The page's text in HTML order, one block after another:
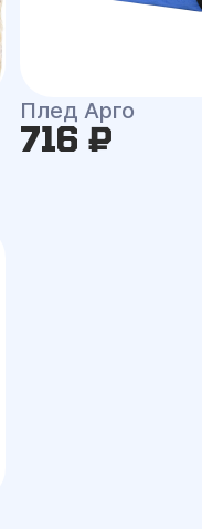
Плед Арго
716 ₽